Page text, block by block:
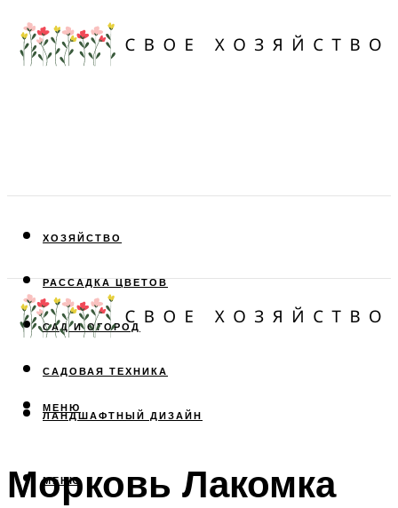
ХОЗЯЙСТВО
РАССАДКА ЦВЕТОВ
САД И ОГОРОД
САДОВАЯ ТЕХНИКА
ЛАНДШАФТНЫЙ ДИЗАЙН
МЕНЮ
МЕНЮ
Морковь Лакомка